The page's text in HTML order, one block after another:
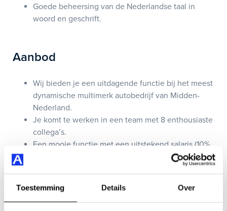
Toestemming Details Over
Goede beheersing van de Nederlandse taal in
woord en geschrift.
Aanbod
Wij bieden je een uitdagende functie bij het meest
dynamische multimerk autobedrijf van Midden-
Nederland.
Je komt te werken in een team met 8 enthousiaste
collega’s.
Een mooie functie met een uitstekend salaris (10%
Goede begeleiding tijdens inwerkperiode en